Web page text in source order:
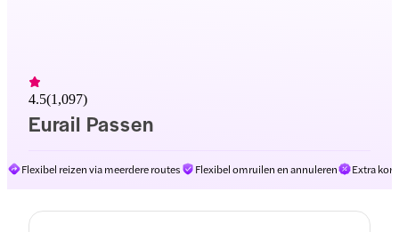
Eurail Passen
4.5(1,097)
Flexibel reizen via meerdere routes Flexibel omruilen en annuleren Extra